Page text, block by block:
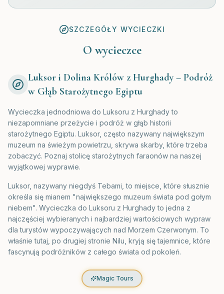
SZCZEGÓŁY WYCIECZKI
O wycieczce
Luksor i Dolina Królów z Hurghady – Podróż
w Głąb Starożytnego Egiptu
Wycieczka jednodniowa do Luksoru z Hurghady to
niezapomniane przeżycie i podróż w głąb historii
starożytnego Egiptu. Luksor, często nazywany największym
muzeum na świeżym powietrzu, skrywa skarby, które trzeba
zobaczyć. Poznaj stolicę starożytnych faraonów na naszej
wyjątkowej wyprawie.
Luksor, nazywany niegdyś Tebami, to miejsce, które słusznie
określa się mianem "największego muzeum świata pod gołym
niebem". Wycieczka do Luksoru z Hurghady to jedna z
najczęściej wybieranych i najbardziej wartościowych wypraw
dla turystów wypoczywających nad Morzem Czerwonym. To
właśnie tutaj, po drugiej stronie Nilu, kryją się tajemnice, które
fascynują podróżników z całego świata od pokoleń.
Magic Tours